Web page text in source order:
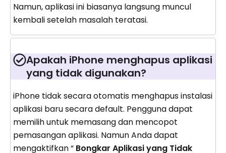
Namun, aplikasi ini biasanya langsung muncul
kembali setelah masalah teratasi.
Apakah iPhone menghapus aplikasi
yang tidak digunakan?
iPhone tidak secara otomatis menghapus instalasi
aplikasi baru secara default. Pengguna dapat
memilih untuk memasang dan mencopot
pemasangan aplikasi. Namun Anda dapat
mengaktifkan “ Bongkar Aplikasi yang Tidak